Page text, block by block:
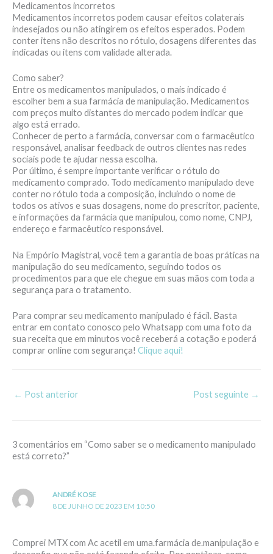
Medicamentos incorretos
Medicamentos incorretos podem causar efeitos colaterais
indesejados ou não atingirem os efeitos esperados. Podem
conter itens não descritos no rótulo, dosagens diferentes das
indicadas ou itens com validade alterada.
Como saber?
Entre os medicamentos manipulados, o mais indicado é
escolher bem a sua farmácia de manipulação. Medicamentos
com preços muito distantes do mercado podem indicar que
algo está errado.
Conhecer de perto a farmácia, conversar com o farmacêutico
responsável, analisar feedback de outros clientes nas redes
sociais pode te ajudar nessa escolha.
Por último, é sempre importante verificar o rótulo do
medicamento comprado. Todo medicamento manipulado deve
conter no rótulo toda a composição, incluindo o nome de
todos os ativos e suas dosagens, nome do prescritor, paciente,
e informações da farmácia que manipulou, como nome, CNPJ,
endereço e farmacêutico responsável.
Na Empório Magistral, você tem a garantia de boas práticas na
manipulação do seu medicamento, seguindo todos os
procedimentos para que ele chegue em suas mãos com toda a
segurança para o tratamento.
Para comprar seu medicamento manipulado é fácil. Basta
entrar em contato conosco pelo Whatsapp com uma foto da
sua receita que em minutos você receberá a cotação e poderá
comprar online com segurança! Clique aqui!
← Post anterior Post seguinte →
3 comentários em “Como saber se o medicamento manipulado
está correto?”
ANDRÉ KOSE
8 DE JUNHO DE 2023 EM 10:50
Comprei MTX com Ac acetil em uma.farmácia de.manipulação e